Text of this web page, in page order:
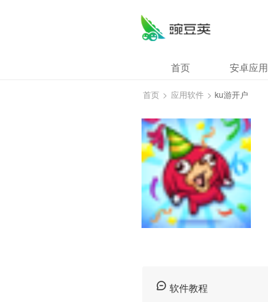
首页 安卓应用
首页 > 应用软件 > ku游开户
软件教程